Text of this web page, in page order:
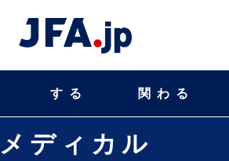
する 関わる
メディカル